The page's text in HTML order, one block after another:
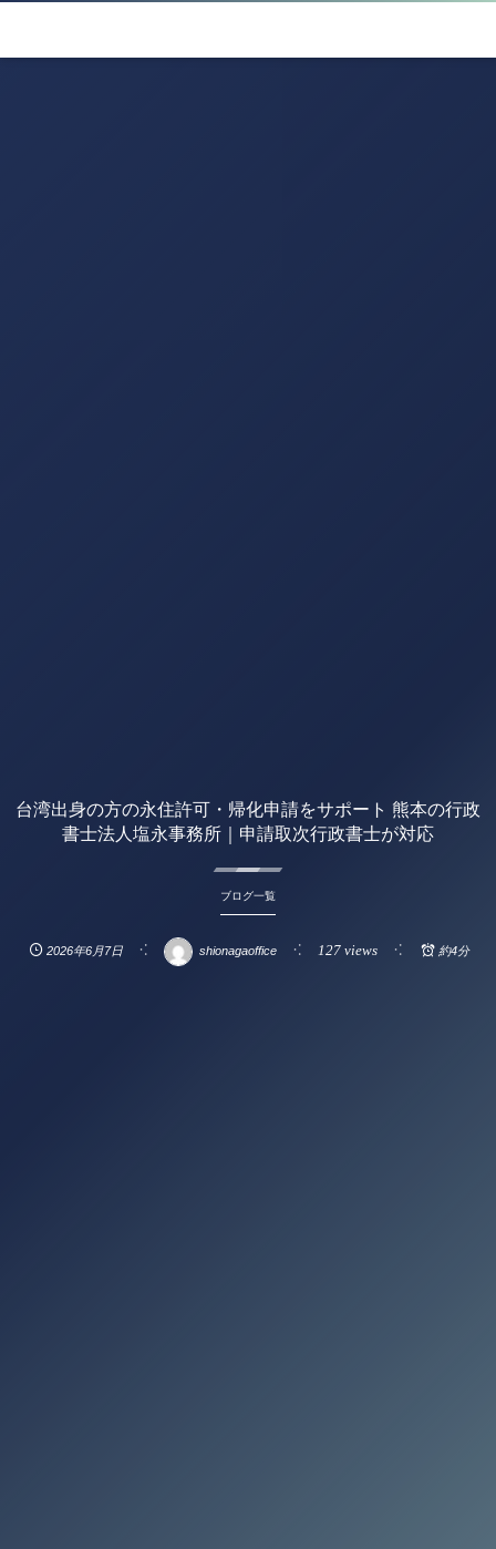
台湾出身の方の永住許可・帰化申請をサポート 熊本の行政
書士法人塩永事務所｜申請取次行政書士が対応
ブログ一覧
2026年6月7日 shionagaoffice 127 views 約4分